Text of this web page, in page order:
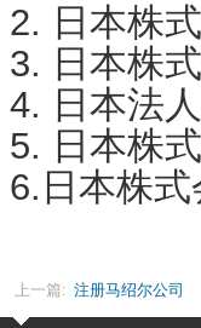
2. 日本株
3. 日本株
4. 日本法
5. 日本株
6.日本株
上一篇: 注册马绍尔公司